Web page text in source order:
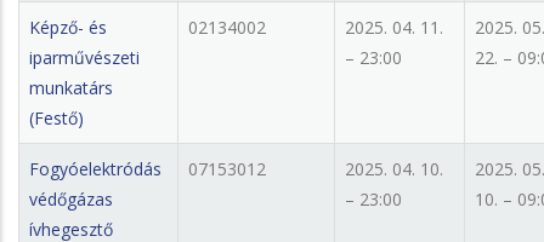
Képző- és
iparművészeti
munkatárs
(Festő)
02134002
2025. 04. 11.
– 23:00
2025. 05.
22. –
Fogyóelektródás
védőgázas
ívhegesztő
07153012
2025. 04. 10.
– 23:00
2025. 05.
10. –